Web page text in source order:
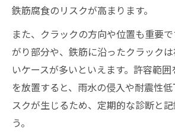
鉄筋腐食のリスクが高まります。
また、クラックの方向や位置も重要
がり部分や、鉄筋に沿ったクラック
いケースが多いといえます。許容範
を放置すると、雨水の侵入や耐震性
スクが生じるため、定期的な診断と
う。